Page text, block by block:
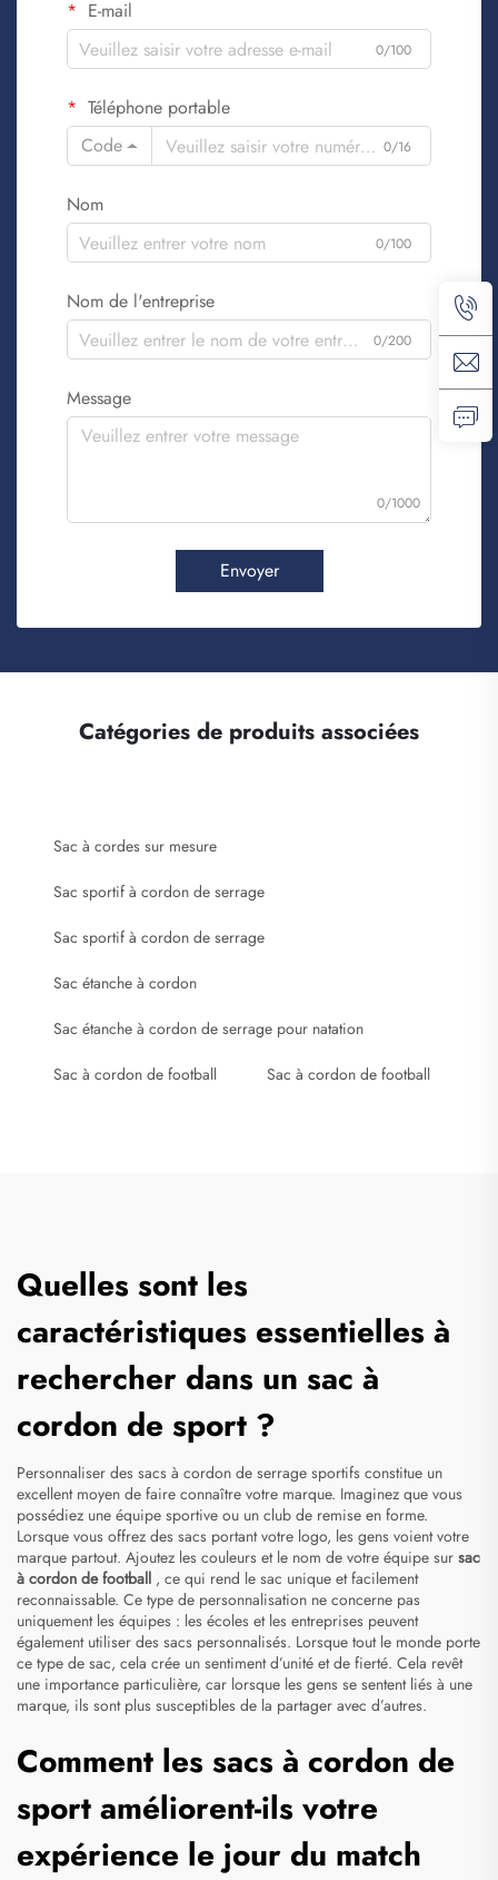
E-mail
0/100
Téléphone portable
Code
0/16
Nom
0/100
Nom de l'entreprise
0/200
Message
0/1000
Envoyer
Catégories de produits associées
Sac à cordes sur mesure
Sac sportif à cordon de serrage
Sac sportif à cordon de serrage
Sac étanche à cordon
Sac étanche à cordon de serrage pour natation
Sac à cordon de football Sac à cordon de football
Quelles sont les
caractéristiques essentielles à
rechercher dans un sac à
cordon de sport ?
Personnaliser des sacs à cordon de serrage sportifs constitue un
excellent moyen de faire connaître votre marque. Imaginez que vous
possédiez une équipe sportive ou un club de remise en forme.
Lorsque vous offrez des sacs portant votre logo, les gens voient votre
marque partout. Ajoutez les couleurs et le nom de votre équipe sur sac
à cordon de football , ce qui rend le sac unique et facilement
reconnaissable. Ce type de personnalisation ne concerne pas
uniquement les équipes : les écoles et les entreprises peuvent
également utiliser des sacs personnalisés. Lorsque tout le monde porte
ce type de sac, cela crée un sentiment d’unité et de fierté. Cela revêt
une importance particulière, car lorsque les gens se sentent liés à une
marque, ils sont plus susceptibles de la partager avec d’autres.
Comment les sacs à cordon de
sport améliorent-ils votre
expérience le jour du match